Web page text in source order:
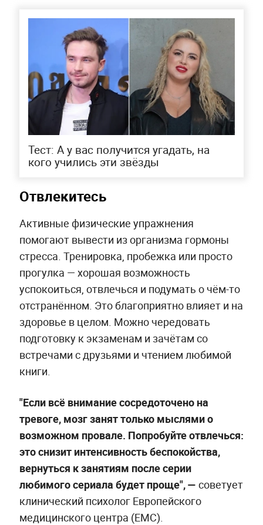
Тест: А у вас получится угадать, на
кого учились эти звёзды
Отвлекитесь
Активные физические упражнения
помогают вывести из организма гормоны
стресса. Тренировка, пробежка или просто
прогулка — хорошая возможность
успокоиться, отвлечься и подумать о чём-то
отстранённом. Это благоприятно влияет и на
здоровье в целом. Можно чередовать
подготовку к экзаменам и зачётам со
встречами с друзьями и чтением любимой
книги.
"Если всё внимание сосредоточено на
тревоге, мозг занят только мыслями о
возможном провале. Попробуйте отвлечься:
это снизит интенсивность беспокойства,
вернуться к занятиям после серии
любимого сериала будет проще", — советует
клинический психолог Европейского
медицинского центра (EMC).